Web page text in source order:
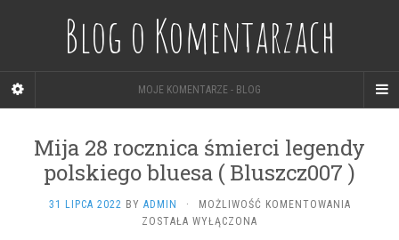
Blog o Komentarzach
MOJE KOMENTARZE - BLOG
Mija 28 rocznica śmierci legendy
polskiego bluesa ( Bluszcz007 )
31 LIPCA 2022 BY ADMIN · MOŻLIWOŚĆ KOMENTOWANIAMIJA
ZOSTAŁA WYŁĄCZONA